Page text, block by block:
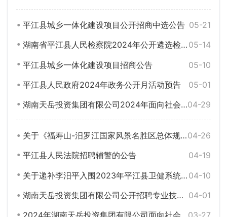
05-21
平江县城乡一体化建设项目公开招商中选公告
05-14
湖南省平江县人民检察院2024年公开遴选检察人员方案
05-10
平江县城乡一体化建设项目招商公告
05-01
平江县人民政府2024年政务公开月活动预告
04-29
湖南天岳投资集团有限公司2024年面向社会公开招聘专业技术人员拟录用名单公示
04-26
关于《福寿山-汨罗江国家风景名胜区总体规划(2022-2035年)》的批前公示
04-19
平江县人民法院招聘辅警的公告
04-10
关于递补李汨平入围2023年平江县卫健系统公开招聘专业技术人员体检环节的公告
04-01
湖南天岳投资集团有限公司公开招聘专业技术人员入围体检名单表